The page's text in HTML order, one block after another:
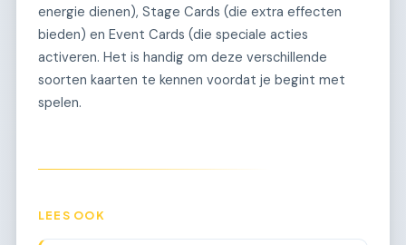
energie dienen), Stage Cards (die extra effecten
bieden) en Event Cards (die speciale acties
activeren. Het is handig om deze verschillende
soorten kaarten te kennen voordat je begint met
spelen.
LEES OOK